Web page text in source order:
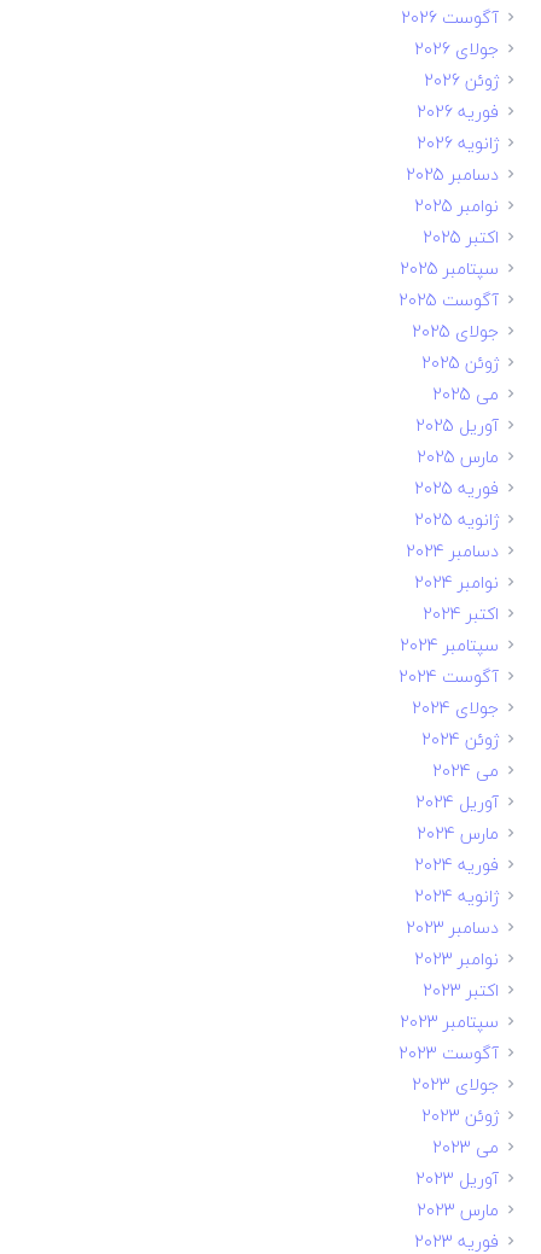
آگوست 2026
جولای 2026
ژوئن 2026
فوریه 2026
ژانویه 2026
دسامبر 2025
نوامبر 2025
اکتبر 2025
سپتامبر 2025
آگوست 2025
جولای 2025
ژوئن 2025
می 2025
آوریل 2025
مارس 2025
فوریه 2025
ژانویه 2025
دسامبر 2024
نوامبر 2024
اکتبر 2024
سپتامبر 2024
آگوست 2024
جولای 2024
ژوئن 2024
می 2024
آوریل 2024
مارس 2024
فوریه 2024
ژانویه 2024
دسامبر 2023
نوامبر 2023
اکتبر 2023
سپتامبر 2023
آگوست 2023
جولای 2023
ژوئن 2023
می 2023
آوریل 2023
مارس 2023
فوریه 2023